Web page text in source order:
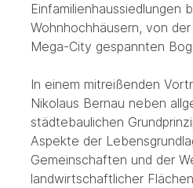
Einfamilienhaussiedlungen
Wohnhochhäusern, von
Mega-City gespannten
In einem mitreißenden
Nikolaus Bernau neben
städtebaulichen
Aspekte der
Gemeinschaften und der
landwirtschaftlicher